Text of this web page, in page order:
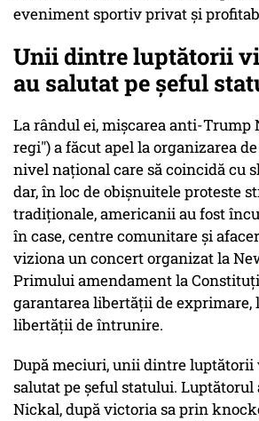
eveniment sportiv privat şi
Unii dintre luptătorii
au salutat pe şeful
La rândul ei, mişcarea anti-Trump
regi") a făcut apel la organizarea
nivel naţional care să coincidă cu
dar, în loc de obişnuitele proteste
tradiţionale, americanii au fost
în case, centre comunitare şi
viziona un concert organizat la
Primului amendament la
garantarea libertăţii de exprimare,
libertăţii de întrunire.
După meciuri, unii dintre
salutat pe şeful statului. Luptătorul
Nickal, după victoria sa prin